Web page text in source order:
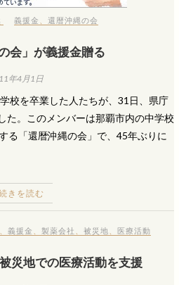
義援金 、還暦沖縄の会
会」が義援金贈る
年4月1日
校を卒業した人たちが、31日、県庁
た。このメンバーは那覇市内の中学校
る「還暦沖縄の会」で、45年ぶりに
きを読む
、義援金 、製薬会社 、被災地 、医療活動
災地での医療活動を支援